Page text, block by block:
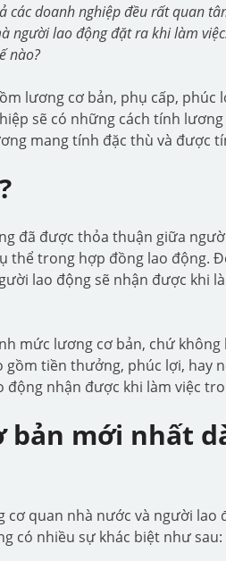
các doanh nghiệp đều rất quan
người lao động đặt ra khi làm
nào?
lương cơ bản, phụ cấp, phúc
sẽ có những cách tính
mang tính đặc thù và được
đã được thỏa thuận giữa
thể trong hợp đồng lao động.
lao động sẽ nhận được khi
mức lương cơ bản, chứ
tiền thưởng, phúc lợi, hay
nhận được khi làm việc
bản mới nhất
quan nhà nước và người lao
có nhiều sự khác biệt như sau: